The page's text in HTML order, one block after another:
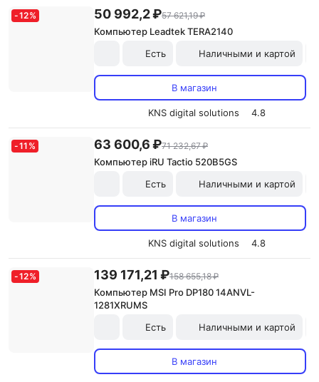
-12% 50 992,2 ₽57 621,19 ₽
Компьютер Leadtek TERA2140
Есть
Наличными и картой
В магазин
KNS digital solutions 4.8
-11 % 63 600,6 ₽71 232,67 ₽
Компьютер iRU Tactio 520B5GS
Есть
Наличными и картой
В магазин
KNS digital solutions 4.8
-12% 139 171,21 ₽158 655,18 ₽
Компьютер MSI Pro DP180 14ANVL-
1281XRUMS
Есть
Наличными и картой
В магазин